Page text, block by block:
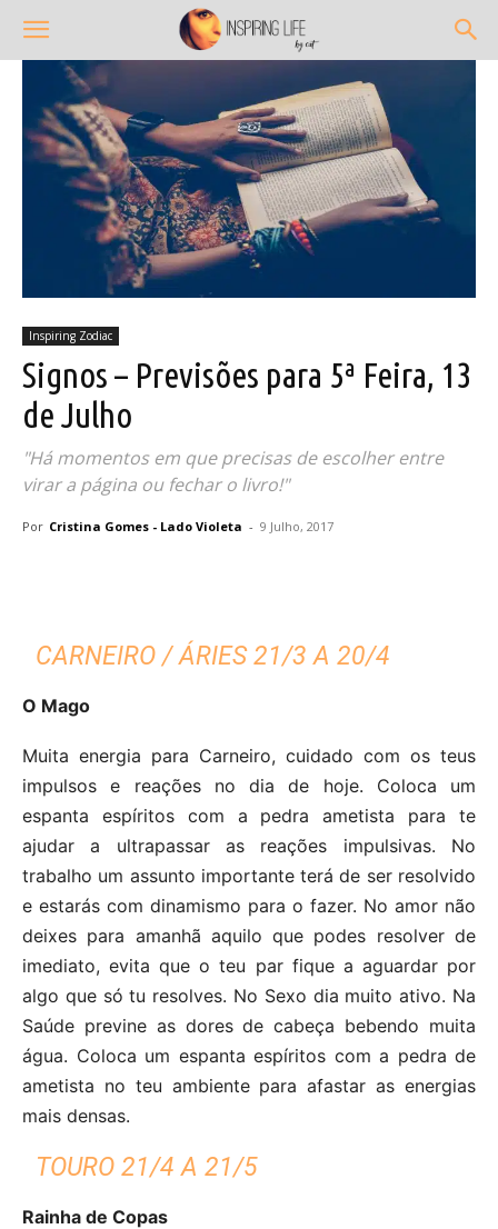
Inspiring Zodiac
Signos – Previsões para 5ª Feira, 13
de Julho
"Há momentos em que precisas de escolher entre
virar a página ou fechar o livro!"
Por Cristina Gomes - Lado Violeta - 9 Julho, 2017
CARNEIRO / ÁRIES 21/3 A 20/4
O Mago
Muita energia para Carneiro, cuidado com os teus
impulsos e reações no dia de hoje. Coloca um
espanta espíritos com a pedra ametista para te
ajudar a ultrapassar as reações impulsivas. No
trabalho um assunto importante terá de ser resolvido
e estarás com dinamismo para o fazer. No amor não
deixes para amanhã aquilo que podes resolver de
imediato, evita que o teu par fique a aguardar por
algo que só tu resolves. No Sexo dia muito ativo. Na
Saúde previne as dores de cabeça bebendo muita
água. Coloca um espanta espíritos com a pedra de
ametista no teu ambiente para afastar as energias
mais densas.
TOURO 21/4 A 21/5
Rainha de Copas